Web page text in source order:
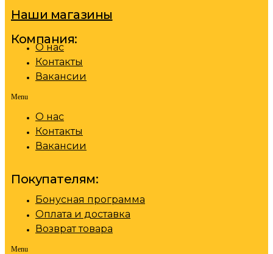
Наши магазины
Компания:
О нас
Контакты
Вакансии
Menu
О нас
Контакты
Вакансии
Покупателям:
Бонусная программа
Оплата и доставка
Возврат товара
Menu